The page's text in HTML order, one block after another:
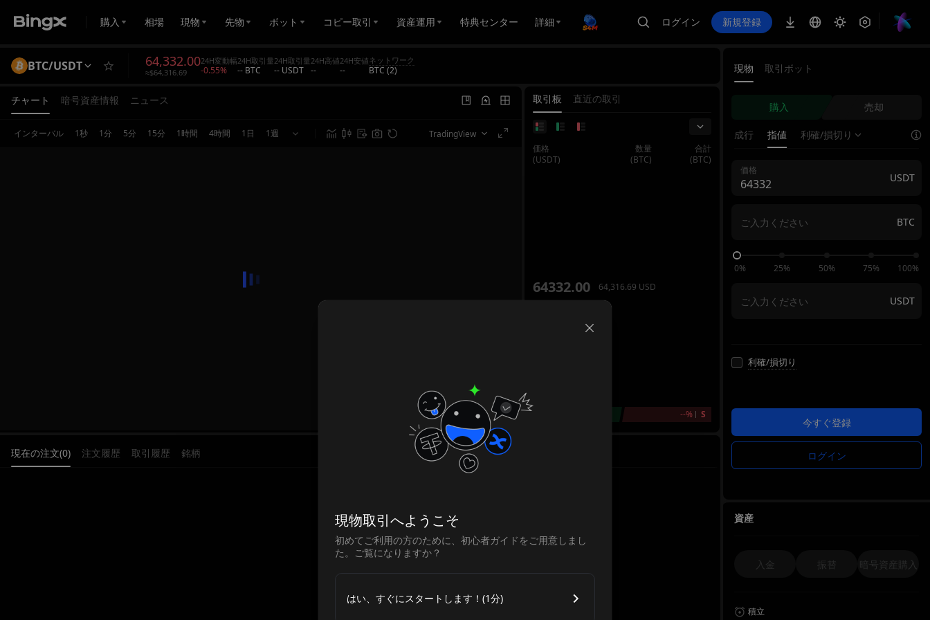
購入 相場 現物 先物 ボット コピー取引 資産運用 特典センター 詳細 ログイン 新規登録
BTC/USDT 64,332.00
≈$64,316.69
24H変動幅
-0.55%
24H取引量
-- BTC
24H取引量
-- USDT
24H高値
--
24H安値
--
ネットワーク
BTC (2)
チャート 暗号資産情報 ニュース
インターバル 1秒 1分 5分 15分 1時間 4時間 1日 1週 TradingView
取引板 直近の取引
価格
(USDT)
数量
(BTC)
合計
(BTC)
64332.00 64,316.69 USD
--% S
現物 取引ボット
購入 売却
成行 指値 利確/損切り
価格
USDT
BTC
0% 25% 50% 75% 100%
USDT
利確/損切り
今すぐ登録
ログイン
資産
入金 振替 暗号資産購入
積立
現在の注文(0) 注文履歴 取引履歴 銘柄
現物取引へようこそ
初めてご利用の方のために、初心者ガイドをご用意しまし
た。ご覧になりますか？
はい、すぐにスタートします！(1分)